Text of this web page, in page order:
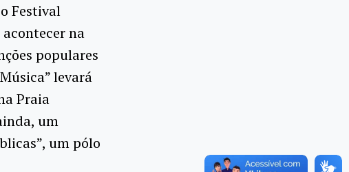
Festival
na
populares
levará
Praia
um
um pólo